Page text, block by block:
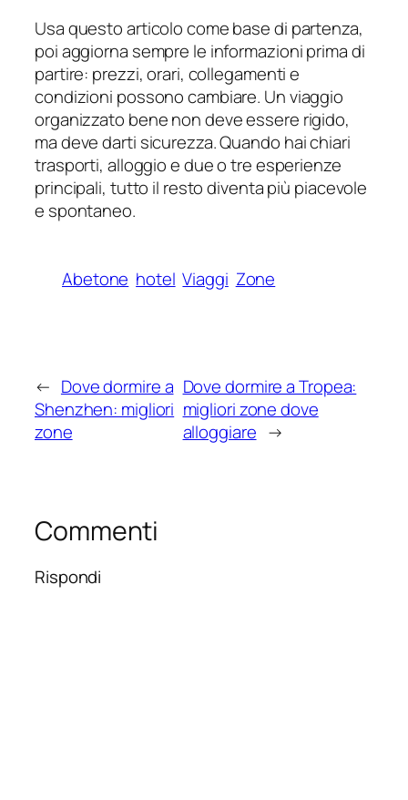
Usa questo articolo come base di partenza,
poi aggiorna sempre le informazioni prima di
partire: prezzi, orari, collegamenti e
condizioni possono cambiare. Un viaggio
organizzato bene non deve essere rigido,
ma deve darti sicurezza. Quando hai chiari
trasporti, alloggio e due o tre esperienze
principali, tutto il resto diventa più piacevole
e spontaneo.
Abetone hotel Viaggi Zone
← Dove dormire a
Shenzhen: migliori
zone
Dove dormire a Tropea:
migliori zone dove
alloggiare →
Commenti
Rispondi